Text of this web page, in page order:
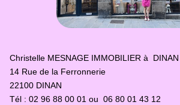
CLASSEMENT CHALLENGE
CLASSEMENT DES VAINQUEURS DU
PETIT SOUVENIR EN PHOTOS
Christelle MESNAGE IMMOBILIER à DINAN
14 Rue de la Ferronnerie
22100 DINAN
Tél : 02 96 88 00 01 ou 06 80 01 43 12